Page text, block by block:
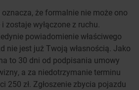
że formalnie nie może ono
zostaje wyłączone z ruchu.
powiadomienie właściwego
nie jest już Twoją własnością. Jako
to 30 dni od podpisania umowy
a za niedotrzymanie terminu
250 zł. Zgłoszenie zbycia pojazdu